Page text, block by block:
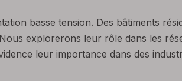
basse tension. Des bâtiments
explorerons leur rôle dans les
leur importance dans des